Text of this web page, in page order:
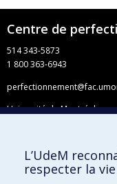
Centre de
514 343-5873
1 800 363-6943
Université de Montréal
C. P. 6128, succursale
Montréal QC H3C 3J7
L’UdeM
respecter la